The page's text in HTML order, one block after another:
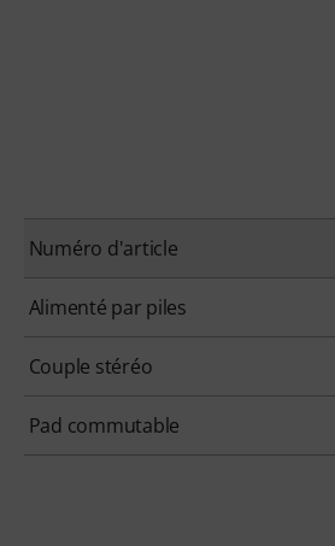
Numéro d'article
Alimenté par piles
Couple stéréo
Pad commutable